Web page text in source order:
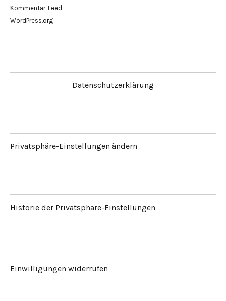
Kommentar-Feed
WordPress.org
Datenschutzerklärung
Privatsphäre-Einstellungen ändern
Historie der Privatsphäre-Einstellungen
Einwilligungen widerrufen